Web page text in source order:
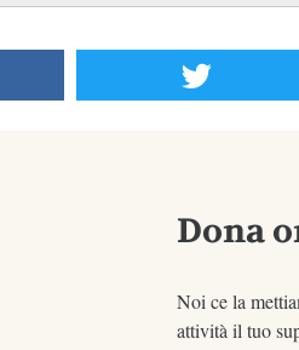
Dona
Noi ce la
attività il tuo